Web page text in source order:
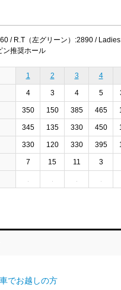
/ R.T（左グリーン）:2890 /
ン推奨ホール
1 2 3 4
4 3 4 5
350 150 385 465
345 135 330 450
330 120 330 395
7 15 11 3
でお越しの方